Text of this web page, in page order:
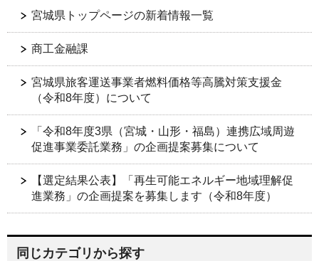
宮城県トップページの新着情報一覧
商工金融課
宮城県旅客運送事業者燃料価格等高騰対策支援金
（令和8年度）について
「令和8年度3県（宮城・山形・福島）連携広域周遊
促進事業委託業務」の企画提案募集について
【選定結果公表】「再生可能エネルギー地域理解促
進業務」の企画提案を募集します（令和8年度）
同じカテゴリから探す